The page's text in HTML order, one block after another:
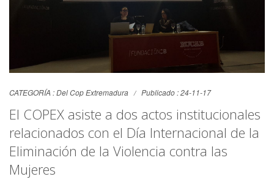
CATEGORÍA :Del Cop Extremadura Publicado : 24-11-17
El COPEX asiste a dos actos institucionales
relacionados con el Día Internacional de la
Eliminación de la Violencia contra las
Mujeres